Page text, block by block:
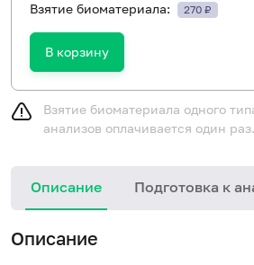
Взятие биоматериала: 270 ₽
В корзину
Взятие биоматериала одного
анализов оплачивается один раз.
Описание Подготовка к
Описание